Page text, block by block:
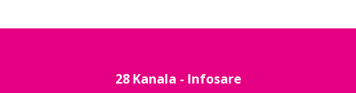
28 Kanala - Infosare